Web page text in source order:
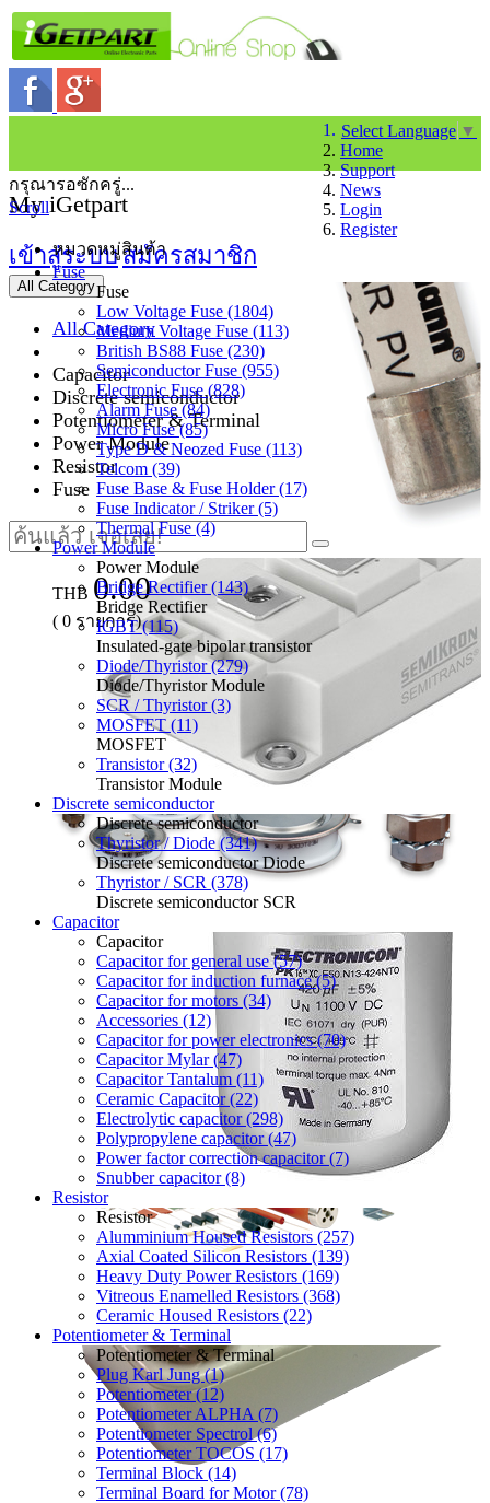
Select Language ▼
Home
Support
News
Login
Register
My iGetpart
เข้าสู่ระบบสมัครสมาชิก
All Category
All Category
Capacitor
Discrete semiconductor
Potentiometer & Terminal
Power Module
Resistor
Fuse
THB 0.00
( 0 รายการ)
กรุณารอซักครู่...
Scroll
หมวดหมู่สินค้า
Fuse
Fuse
Low Voltage Fuse (1804)
Medium Voltage Fuse (113)
British BS88 Fuse (230)
Semiconductor Fuse (955)
Electronic Fuse (828)
Alarm Fuse (84)
Micro Fuse (85)
Type D & Neozed Fuse (113)
Telcom (39)
Fuse Base & Fuse Holder (17)
Fuse Indicator / Striker (5)
Thermal Fuse (4)
Power Module
Power Module
Bridge Rectifier (143)
Bridge Rectifier
IGBT (115)
Insulated-gate bipolar transistor
Diode/Thyristor (279)
Diode/Thyristor Module
SCR / Thyristor (3)
MOSFET (11)
MOSFET
Transistor (32)
Transistor Module
Discrete semiconductor
Discrete semiconductor
Thyristor / Diode (341)
Discrete semiconductor Diode
Thyristor / SCR (378)
Discrete semiconductor SCR
Capacitor
Capacitor
Capacitor for general use (57)
Capacitor for induction furnace (5)
Capacitor for motors (34)
Accessories (12)
Capacitor for power electronics (70)
Capacitor Mylar (47)
Capacitor Tantalum (11)
Ceramic Capacitor (22)
Electrolytic capacitor (298)
Polypropylene capacitor (47)
Power factor correction capacitor (7)
Snubber capacitor (8)
Resistor
Resistor
Alumminium Housed Resistors (257)
Axial Coated Silicon Resistors (139)
Heavy Duty Power Resistors (169)
Vitreous Enamelled Resistors (368)
Ceramic Housed Resistors (22)
Potentiometer & Terminal
Potentiometer & Terminal
Plug Karl Jung (1)
Potentiometer (12)
Potentiometer ALPHA (7)
Potentiometer Spectrol (6)
Potentiometer TOCOS (17)
Terminal Block (14)
Terminal Board for Motor (78)